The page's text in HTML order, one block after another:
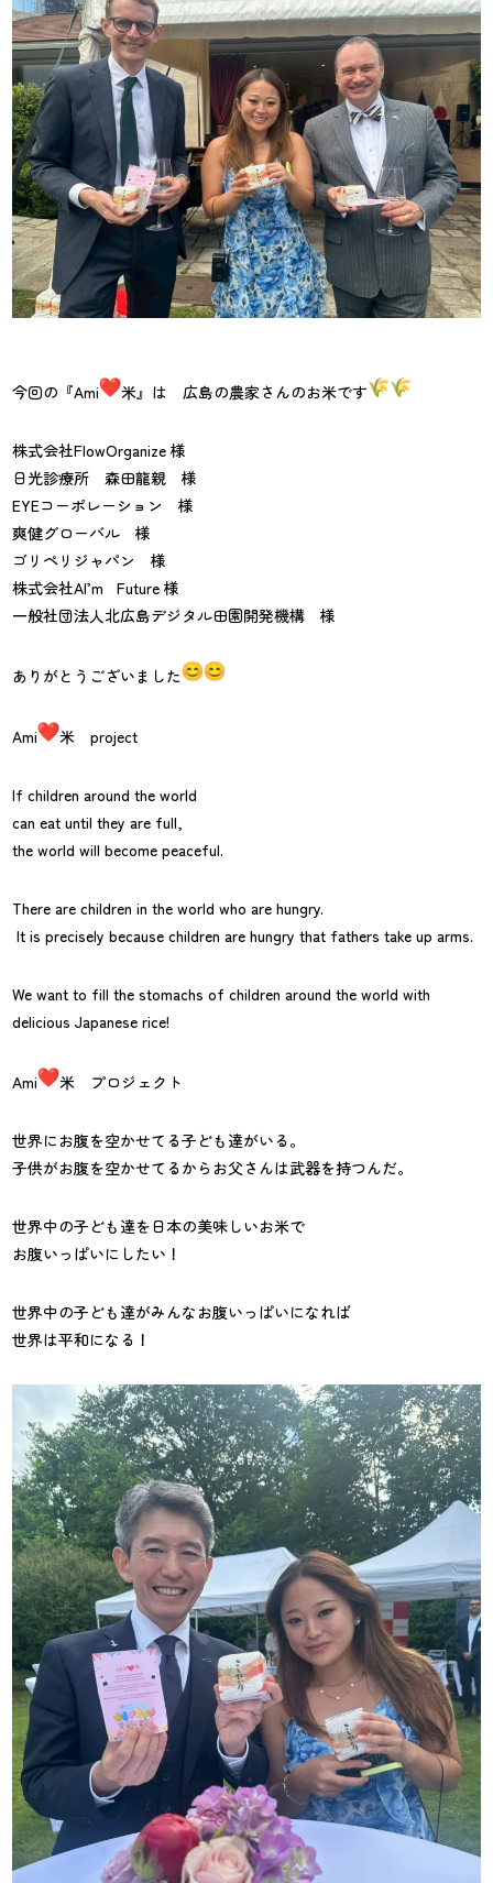
今回の『Ami 米』は 広島の農家さんのお米です
株式会社FlowOrganize 様
日光診療所 森田龍親 様
EYEコーポレーション 様
爽健グローバル 様
ゴリペリジャパン 様
株式会社AI’m Future 様
一般社団法人北広島デジタル田園開発機構 様
ありがとうございました
Ami 米 project
If children around the world
can eat until they are full,
the world will become peaceful.
There are children in the world who are hungry.
It is precisely because children are hungry that fathers take up arms.
We want to fill the stomachs of children around the world with
delicious Japanese rice!
Ami 米 プロジェクト
世界にお腹を空かせてる子ども達がいる。
子供がお腹を空かせてるからお父さんは武器を持つんだ。
世界中の子ども達を日本の美味しいお米で
お腹いっぱいにしたい！
世界中の子ども達がみんなお腹いっぱいになれば
世界は平和になる！